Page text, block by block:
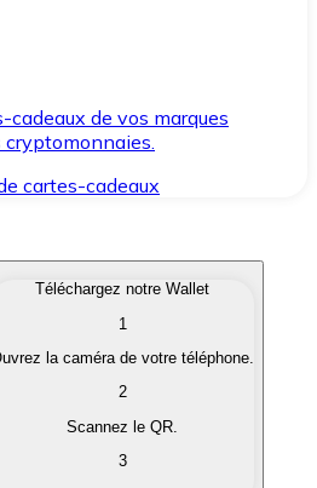
de vos marques
cryptomonnaies.
cartes-cadeaux
qui vous intéressent
en monnaie
Téléchargez notre Wallet
1
la caméra de votre téléphone.
2
Scannez le QR.
3